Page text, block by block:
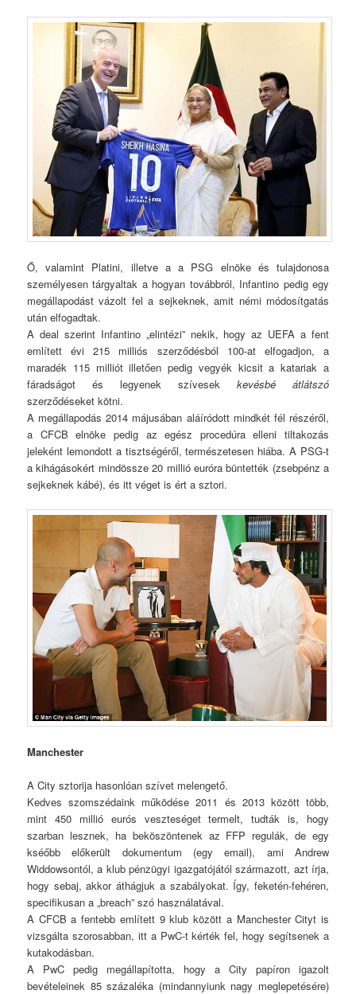
Ő, valamint Platini, illetve a a PSG elnöke és tulajdonosa
személyesen tárgyaltak a hogyan továbbról, Infantino pedig egy
megállapodást vázolt fel a sejkeknek, amit némi módosítgatás
után elfogadtak.
A deal szerint Infantino „elintézi” nekik, hogy az UEFA a fent
említett évi 215 milliós szerződésból 100-at elfogadjon, a
maradék 115 milliót illetően pedig vegyék kicsit a katariak a
fáradságot és legyenek szívesek kevésbé átlátszó
szerződéseket kötni.
A megállapodás 2014 májusában aláíródott mindkét fél részéről,
a CFCB elnöke pedig az egész procedúra elleni tiltakozás
jeleként lemondott a tisztségéről, természetesen hiába. A PSG-t
a kihágásokért mindössze 20 millió euróra büntették (zsebpénz a
sejkeknek kábé), és itt véget is ért a sztori.
Manchester
A City sztorija hasonlóan szívet melengető.
Kedves szomszédaink működése 2011 és 2013 között több,
mint 450 millió eurós veszteséget termelt, tudták is, hogy
szarban lesznek, ha beköszöntenek az FFP regulák, de egy
kséőbb előkerült dokumentum (egy email), ami Andrew
Widdowsontól, a klub pénzügyi igazgatójától származott, azt írja,
hogy sebaj, akkor áthágjuk a szabályokat. Így, feketén-fehéren,
specifikusan a „breach” szó használatával.
A CFCB a fentebb említett 9 klub között a Manchester Cityt is
vizsgálta szorosabban, itt a PwC-t kérték fel, hogy segítsenek a
kutakodásban.
A PwC pedig megállapította, hogy a City papíron igazolt
bevételeinek 85 százaléka (mindannyiunk nagy meglepetésére)